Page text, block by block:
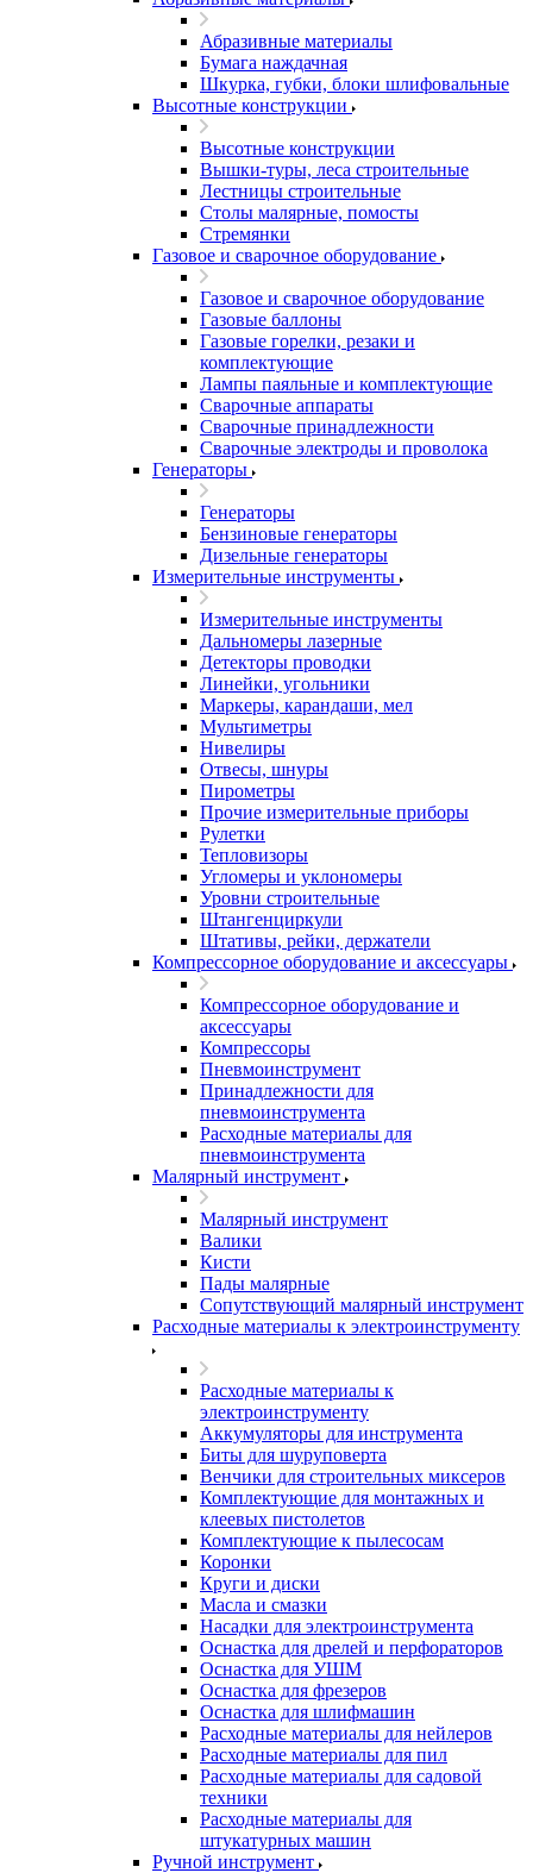
Абразивные материалы
Бумага наждачная
Шкурка, губки, блоки шлифовальные
Высотные конструкции
Высотные конструкции
Вышки-туры, леса строительные
Лестницы строительные
Столы малярные, помосты
Стремянки
Газовое и сварочное оборудование
Газовое и сварочное оборудование
Газовые баллоны
Газовые горелки, резаки и
комплектующие
Лампы паяльные и комплектующие
Сварочные аппараты
Сварочные принадлежности
Сварочные электроды и проволока
Генераторы
Генераторы
Бензиновые генераторы
Дизельные генераторы
Измерительные инструменты
Измерительные инструменты
Дальномеры лазерные
Детекторы проводки
Линейки, угольники
Маркеры, карандаши, мел
Мультиметры
Нивелиры
Отвесы, шнуры
Пирометры
Прочие измерительные приборы
Рулетки
Тепловизоры
Угломеры и уклономеры
Уровни строительные
Штангенциркули
Штативы, рейки, держатели
Компрессорное оборудование и аксессуары
Компрессорное оборудование и
аксессуары
Компрессоры
Пневмоинструмент
Принадлежности для
пневмоинструмента
Расходные материалы для
пневмоинструмента
Малярный инструмент
Малярный инструмент
Валики
Кисти
Пады малярные
Сопутствующий малярный инструмент
Расходные материалы к электроинструменту
Расходные материалы к
электроинструменту
Аккумуляторы для инструмента
Биты для шуруповерта
Венчики для строительных миксеров
Комплектующие для монтажных и
клеевых пистолетов
Комплектующие к пылесосам
Коронки
Круги и диски
Масла и смазки
Насадки для электроинструмента
Оснастка для дрелей и перфораторов
Оснастка для УШМ
Оснастка для фрезеров
Оснастка для шлифмашин
Расходные материалы для нейлеров
Расходные материалы для пил
Расходные материалы для садовой
техники
Расходные материалы для
штукатурных машин
Ручной инструмент